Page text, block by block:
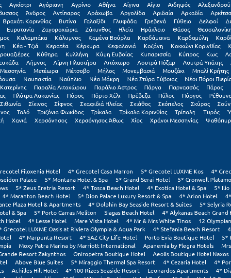
Αγκίστρι Αγόριανη Αγρίνιο Αθήνα Αίγινα Αίγιο Αιδηψός
Άνδρος Αντίπαρος Αράχωβα Αργολίδα Αριδαία Αρκαδία Αρκίτσα
Βραχάτι Κορινθίας Βυτίνα Γαλαξiδι Γλυφάδα Γρεβενά Γύθειο Δελφοί
Ευρυτανία Ζαγοροχώρια Ζάκυνθος Ηλεία Ηράκλειο Θάσος Θεσσαλονίκη
Καλαμπάκα Κάλυμνος Καμένα Βούρλα Καρδάμαινα Καρδαμύλη
Κέα - Τζιά Κερατέα Κέρκυρα Κεφαλονιά Κοζάνη Κοκκώνι Κορινθίας
Κύθηρα Κυλλήνη Κύμη Ευβοίας Κυπαρισσία Κύπρος Κως
Λήμνος Λίμνη Πλαστήρα Λιτόχωρο Λουτρά Πόζαρ Λουτρά Υπάτης
Μεσσηνία Μετέωρα Μέτσοβο Μήλος Μονεμβασιά Μουζάκι Μπαλί Κρήτης
Ναυπακτία Ναύπλιο Νέα Μάκρη Νέα Στύρα Εύβοιας Νέοι Πόροι
Παραλία Λιτοχώρου Παράλιο Άστρος Πάργα Παρνασσός Πάρος
Πλύτρα Λακωνίας Πόρος Πόρτο Χέλι Πρέβεζα Πύλος Πύργος
Σιθωνία Σίκινος Σίφνος Σκαφιδιά Ηλείας Σκιάθος Σκόπελος Σκύρος
Τολό Τριζόνια Φωκίδος Τρίκαλα Τρίκαλα Κορινθίας Τρίπολη Τυρός
Χανιά Χερσόνησος Χερσόνησος Άθως Χίος Χράνοι Μεσσηνίας
Filoxenia Hotel 4* Grecotel Casa Marron 5* Grecotel LUXME Kos
4*
Palace 5* Montana Hotel & Spa 5* Grand Serai Hotel 5* Cronwell
5* Zeus Eretria Resort 4* Tosca Beach Hotel 4* Exotica Hotel & Spa 5* Ilio
4* Maranton Beach Hotel 5* Dion Palace Luxury Resort & Spa 4* Arion Hotel
Plaza Hotel & Apartments 4* Dolphin Bay Seaside Resort & Suites 5* Selyria
& Spa 5* Porto Carras Meliton Siagas Beach Hotel 4* Alykanas Beach Grand
Hotel 4* Lesse Hotel Mare Vista Hotel 4* Mr & Mrs White Tinos 12
Grecotel LUXME Oasis at Riviera Olympia & Aqua Park 4* Stefania Beach Resort
4* Marpunta Resort 4* SAZ City Life Hotel Porto Evia Boutique Hotel 5*
Moxy Patra Marina by Marriott International Apanemia by Flegra Hotels
Resort Zakynthos Oniropetra Boutique Hotel Aeolis Boutique Hotel Naxos
Above Blue Suites 5* Miraggio Thermal Spa Resort 4* Cezaria Hotel 4*
Achilles Hill Hotel 4* 100 Rizes Seaside Resort Leonardos Apartments 4*